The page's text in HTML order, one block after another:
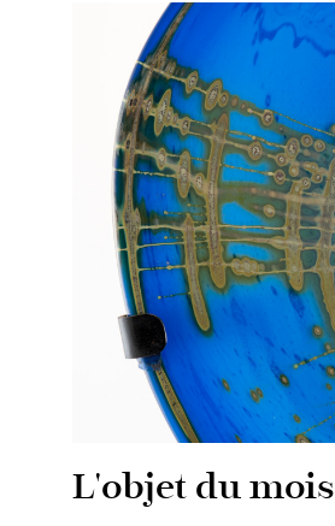
L'objet du mois